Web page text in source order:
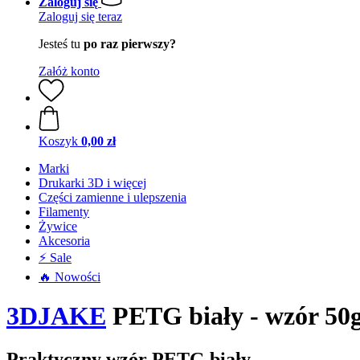
Zaloguj się teraz
Jesteś tu po raz pierwszy?
Załóż konto
Koszyk 0,00 zł
Marki
Drukarki 3D i więcej
Części zamienne i ulepszenia
Filamenty
Żywice
Akcesoria
⚡ Sale
🔥 Nowości
3DJAKE PETG biały - wzór